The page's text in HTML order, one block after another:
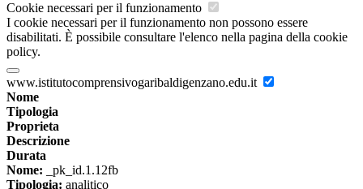
Cookie necessari per il funzionamento
I cookie necessari per il funzionamento non possono essere
disabilitati. È possibile consultare l'elenco nella pagina della cookie
policy.
www.istitutocomprensivogaribaldigenzano.edu.it
Nome
Tipologia
Proprieta
Descrizione
Durata
Nome: _pk_id.1.12fb
Tipologia: analitico